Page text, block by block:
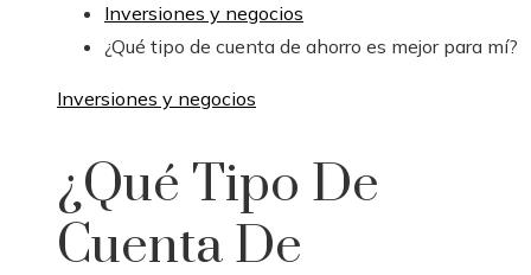
Inversiones y negocios
¿Qué tipo de cuenta de ahorro es mejor para mí?
Inversiones y negocios
¿Qué Tipo De
Cuenta De